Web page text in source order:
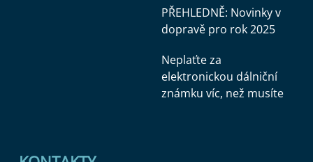
PŘEHLEDNĚ: Novinky v
dopravě pro rok 2025
Neplaťte za
elektronickou dálniční
známku víc, než musíte